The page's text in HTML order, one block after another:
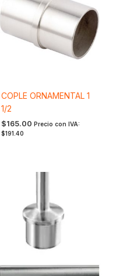
COPLE ORNAMENTAL 1
1/2
$165.00 Precio con IVA:
$191.40